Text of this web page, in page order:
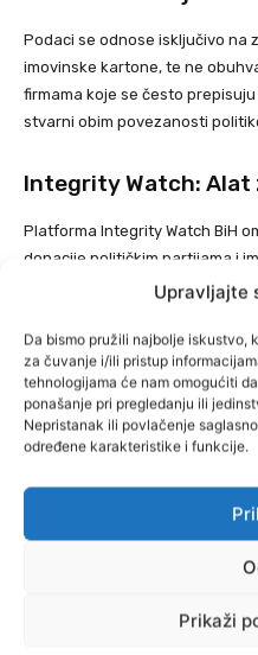
Upravljajte
Da bismo pružili najbolje iskustvo,
za čuvanje i/ili pristup
tehnologijama će nam omogućiti
ponašanje pri pregledanju ili
Nepristanak ili povlačenje
određene karakteristike i funkcije.
Prikaži
Podaci se odnose isključivo na
imovinske kartone, te ne
firmama koje se često
stvarni obim povezanosti
Integrity Watch: Alat
Platforma Integrity Watch BiH
donacije političkim partijama i
zvaničnika, nudeći građanima i
Transparency International BiH
građane da aktivno koriste ovu
koruptivne obrasce, čije
i funkcionisanje institucija